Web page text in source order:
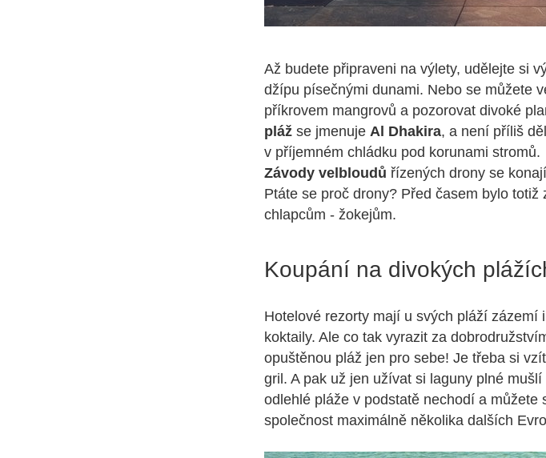
Až budete připraveni na výlety, udělejte si
džípu písečnými dunami. Nebo se můžete
příkrovem mangrovů a pozorovat divoké
pláž se jmenuje Al Dhakira, a není příliš
v příjemném chládku pod korunami stromů.
Závody velbloudů řízených drony se
Ptáte se proč drony? Před časem bylo
chlapcům - žokejům.
Koupání na divokých
Hotelové rezorty mají u svých pláží
koktaily. Ale co tak vyrazit za
opuštěnou pláž jen pro sebe! Je třeba si
gril. A pak už jen užívat si laguny plné
odlehlé pláže v podstatě nechodí a
společnost maximálně několika dalších